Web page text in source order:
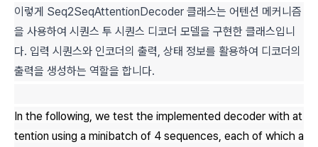
이렇게 Seq2SeqAttentionDecoder 클래스는 어텐션 메커니즘
을 사용하여 시퀀스 투 시퀀스 디코더 모델을 구현한 클래스입니
다. 입력 시퀀스와 인코더의 출력, 상태 정보를 활용하여 디코더의
출력을 생성하는 역할을 합니다.
In the following, we test the implemented decoder with at
tention using a minibatch of 4 sequences, each of which a